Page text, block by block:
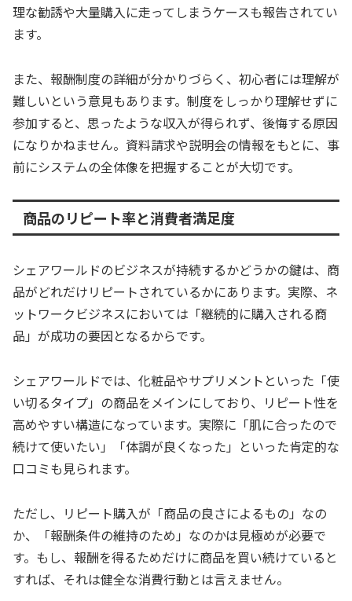
理な勧誘や大量購入に走ってしまうケースも報告されてい
ます。
また、報酬制度の詳細が分かりづらく、初心者には理解が
難しいという意見もあります。制度をしっかり理解せずに
参加すると、思ったような収入が得られず、後悔する原因
になりかねません。資料請求や説明会の情報をもとに、事
前にシステムの全体像を把握することが大切です。
商品のリピート率と消費者満足度
シェアワールドのビジネスが持続するかどうかの鍵は、商
品がどれだけリピートされているかにあります。実際、ネ
ットワークビジネスにおいては「継続的に購入される商
品」が成功の要因となるからです。
シェアワールドでは、化粧品やサプリメントといった「使
い切るタイプ」の商品をメインにしており、リピート性を
高めやすい構造になっています。実際に「肌に合ったので
続けて使いたい」「体調が良くなった」といった肯定的な
口コミも見られます。
ただし、リピート購入が「商品の良さによるもの」なの
か、「報酬条件の維持のため」なのかは見極めが必要で
す。もし、報酬を得るためだけに商品を買い続けていると
すれば、それは健全な消費行動とは言えません。